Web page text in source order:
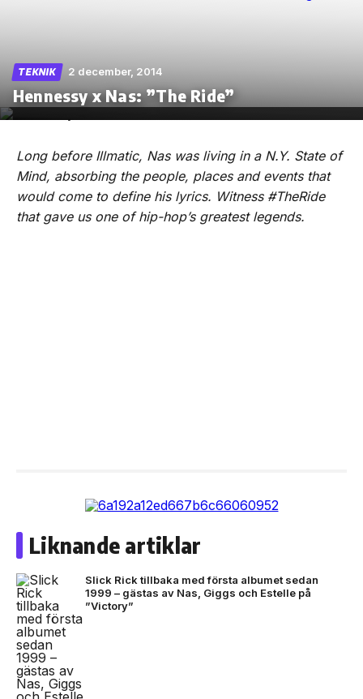
Skip
the
TEKNIK 2 december, 2014
Hennessy x Nas: ”The Ride”
Long before Illmatic, Nas was living in a N.Y. State of
Mind, absorbing the people, places and events that
would come to define his lyrics. Witness #TheRide
that gave us one of hip-hop’s greatest legends.
Liknande artiklar
Slick Rick tillbaka med första albumet sedan
1999 – gästas av Nas, Giggs och Estelle på
”Victory”